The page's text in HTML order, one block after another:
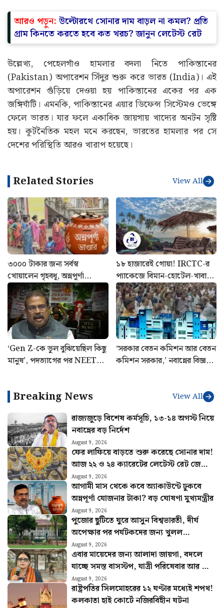
আরও পড়ুন:উল্টোরথে সোনার দাম বাড়ল না কমল? প্রতি
গ্রাম কিনতে করতে হবে কত খরচ? জানুন লেটেস্ট রেট
উল্লেখ্য, পেহেলগাঁও হামলার বদলা নিতে পাকিস্তানের
(Pakistan) অপারেশন সিঁদুর শুরু করে ভারত (India)। এই
অপারেশন গুঁড়িয়ে দেওয়া হয় পাকিস্তানের একের পর এক
জঙ্গিঘাঁটি। এমনকি, পাকিস্তানের এয়ার ডিফেন্স সিস্টেমও ভেঙ্গে
ফেলে ভারত। যার ফলে একাধিক জায়গায় খাদ্যের অনটন সৃষ্টি
হয়। কূটনৈতিক মহল মনে করছেন, ভারতের হামলার পর সে
দেশের পরিস্থিতি আরও খারাপ হয়েছে।
Related Stories View All
৩০০০ টাকার জন্য সর্বস্ব
খোয়ালেন গৃহবধূ, অন্নপূর্ণা
যোজনার নামে বিরাট প্রতারণা
১৮ হাজারেই গোয়া! IRCTC-র
প্যাকেজে বিমান-হোটেল-খাবার,
জানুন পুরো খরচ
‘Gen Z-কে ভুল বুঝিয়েছিল কিছু
মানুষ’, পদত্যাগের পর NEET
‘সরকার বেতন কমিশন আর বেতন
কমিশন সরকার,’ নবান্নের বিজ্ঞপ্তি
Breaking News View All
রাজ্যজুড়ে বিশেষ কর্মসূচি, ১৩-১৪ অগস্ট নিয়ে
নবান্নের বড় নির্দেশ
August 9, 2026
ফের লাফিয়ে বাড়তে শুরু করেছে সোনার দাম!
আজ ২২ ও ২৪ ক্যারেটের লেটেস্ট রেট জেনে
নিন
August 9, 2026
আগামী মাস থেকে কবে অ্যাকাউন্টে ঢুকবে
অন্নপূর্ণা যোজনার টাকা? বড় ঘোষণা মুখ্যমন্ত্রীর
August 9, 2026
পুজোর ছুটিতে ঘুরে আসুন বিশ্বভারতী, দীর্ঘ
অপেক্ষার পর পর্যটকদের জন্য খুলল
শান্তিনিকেতন গৃহ
August 9, 2026
এবার মায়েদের জন্য আলাদা জায়গা, বদলে
যাচ্ছে সমস্ত বাসস্টপ, যাত্রী পরিষেবার আর কী
কী পরিবর্তন?
August 9, 2026
রাষ্ট্রপতির সিলমোহরের ১২ ঘণ্টার মধ্যেই শপথ!
কলকাতা হাই কোর্টে নজিরবিহীন ঘটনা